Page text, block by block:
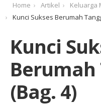
Home Artikel
Keluarga
Kunci Sukses Berumah
Kunci
Berumah
(Bag. 4)